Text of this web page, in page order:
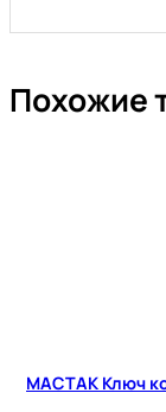
Похожие
МАСТАК Ключ